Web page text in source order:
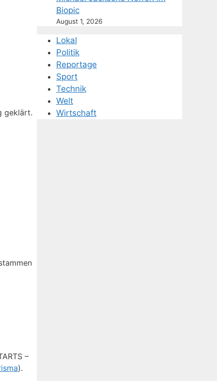
geklärt.
–
).
Biopic
August 1, 2026
Lokal
Politik
Reportage
Sport
Technik
Welt
Wirtschaft